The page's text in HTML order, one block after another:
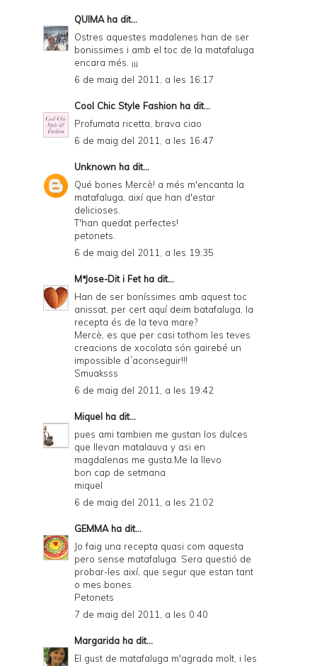
QUIMAha dit...
Ostres aquestes madalenes han de ser
bonissimes i amb el toc de la matafaluga
encara més. ¡¡¡
6 de maig del 2011, a les 16:17
Cool Chic Style Fashion ha dit...
Profumata ricetta, brava ciao
6 de maig del 2011, a les 16:47
Unknown ha dit...
Qué bones Mercè! a més m'encanta la
matafaluga, així que han d'estar
delicioses.
T'han quedat perfectes!
petonets.
6 de maig del 2011, a les 19:35
MªJose-Dit i Fetha dit...
Han de ser boníssimes amb aquest toc
anissat, per cert aquí deim batafaluga, la
recepta és de la teva mare?
Mercè, es que per casi tothom les teves
creacions de xocolata són gairebé un
impossible d´aconseguir!!!
Smuaksss
6 de maig del 2011, a les 19:42
Miquel ha dit...
pues ami tambien me gustan los dulces
que llevan matalauva y asi en
magdalenas me gusta.Me la llevo
bon cap de setmana
miquel
6 de maig del 2011, a les 21:02
GEMMAha dit...
Jo faig una recepta quasi com aquesta
pero sense matafaluga. Sera questió de
probar-les així, que segur que estan tant
o mes bones.
Petonets
7 de maig del 2011, a les 0:40
Margarida ha dit...
El gust de matafaluga m'agrada molt, i les